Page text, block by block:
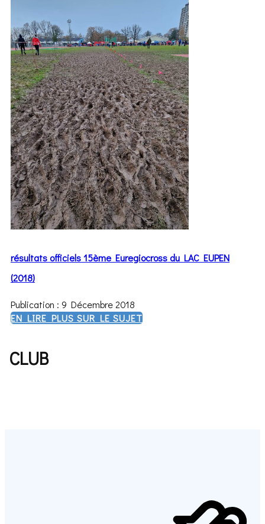
résultats officiels 15ème Euregiocross du LAC EUPEN
(2018)
Publication : 9 Décembre 2018
EN LIRE PLUS SUR LE SUJET
CLUB